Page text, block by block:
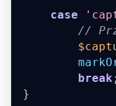
case
//
break ;
}